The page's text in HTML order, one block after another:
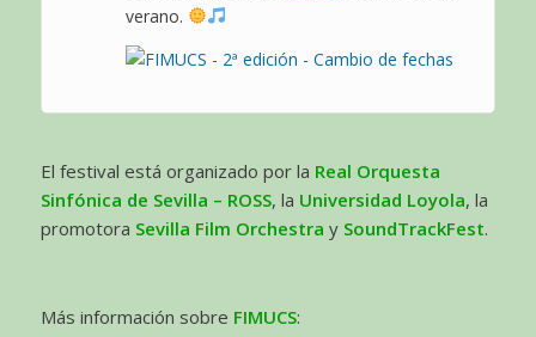
verano.
El festival está organizado por la Real Orquesta
Sinfónica de Sevilla – ROSS, la Universidad Loyola, la
promotora Sevilla Film Orchestra y SoundTrackFest.
Más información sobre FIMUCS: